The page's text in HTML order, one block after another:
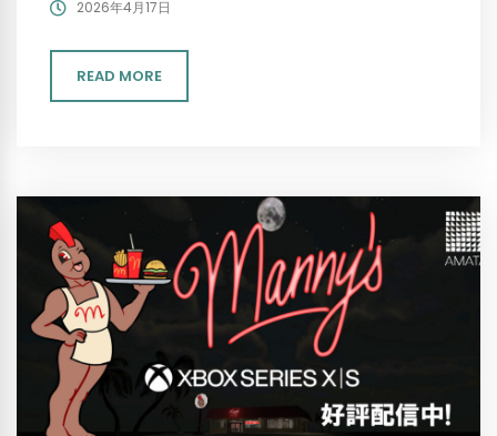
2026年4月17日
READ MORE